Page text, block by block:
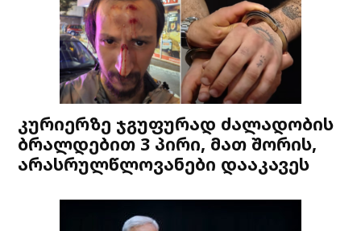
კურიერზე ჯგუფურად ძალადობის
ბრალდებით 3 პირი, მათ შორის,
არასრულწლოვანები დააკავეს